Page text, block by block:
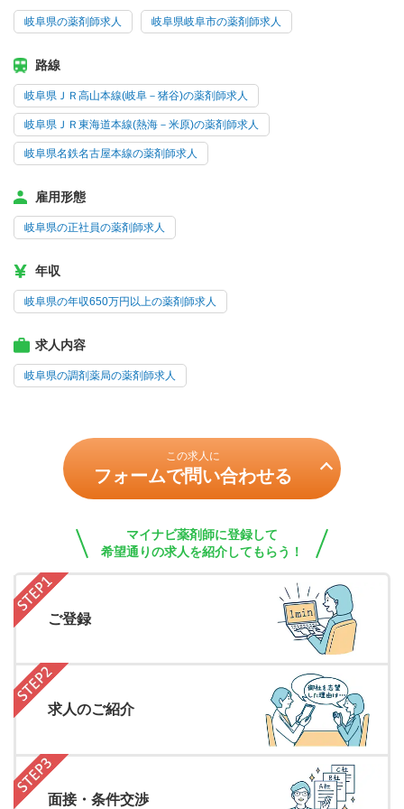
岐阜県の薬剤師求人 岐阜県岐阜市の薬剤師求人
路線
岐阜県ＪＲ高山本線(岐阜－猪谷)の薬剤師求人
岐阜県ＪＲ東海道本線(熱海－米原)の薬剤師求人
岐阜県名鉄名古屋本線の薬剤師求人
雇用形態
岐阜県の正社員の薬剤師求人
年収
岐阜県の年収650万円以上の薬剤師求人
求人内容
岐阜県の調剤薬局の薬剤師求人
この求人に
フォームで問い合わせる
マイナビ薬剤師に登録して
希望通りの求人を紹介してもらう！
ご登録
求人のご紹介
面接・条件交渉